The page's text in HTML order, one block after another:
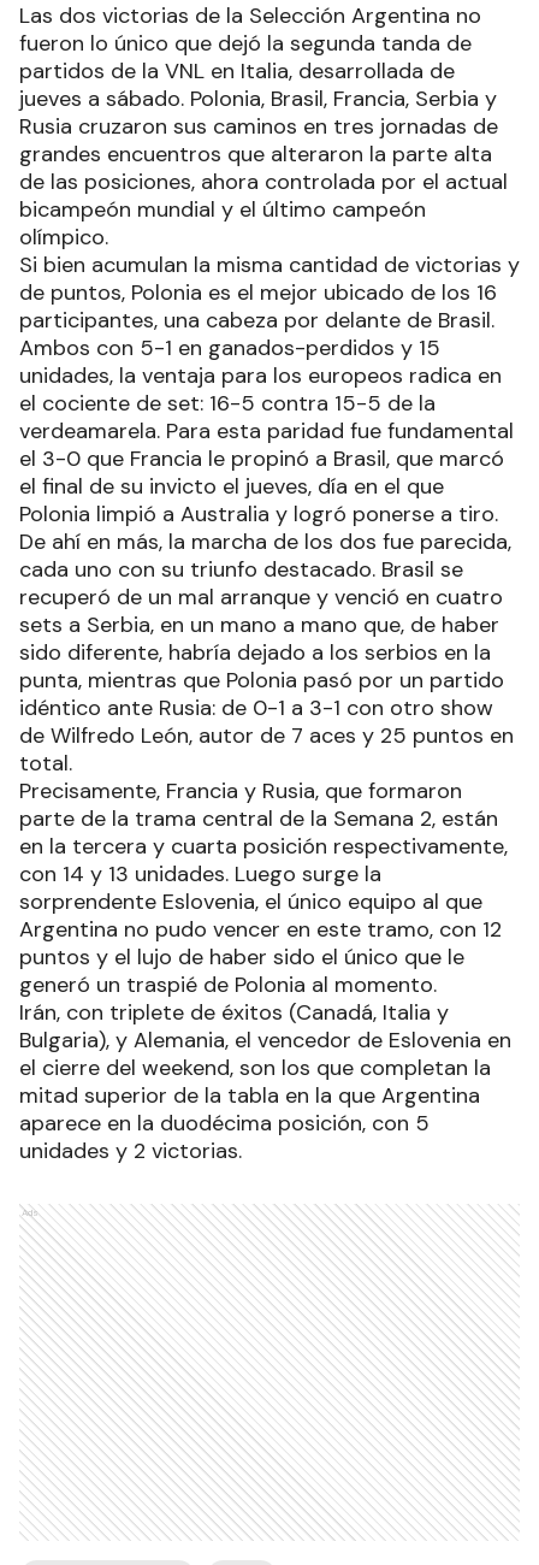
Las dos victorias de la Selección Argentina no
fueron lo único que dejó la segunda tanda de
partidos de la VNL en Italia, desarrollada de
jueves a sábado. Polonia, Brasil, Francia, Serbia y
Rusia cruzaron sus caminos en tres jornadas de
grandes encuentros que alteraron la parte alta
de las posiciones, ahora controlada por el actual
bicampeón mundial y el último campeón
olímpico.
Si bien acumulan la misma cantidad de victorias y
de puntos, Polonia es el mejor ubicado de los 16
participantes, una cabeza por delante de Brasil.
Ambos con 5-1 en ganados-perdidos y 15
unidades, la ventaja para los europeos radica en
el cociente de set: 16-5 contra 15-5 de la
verdeamarela. Para esta paridad fue fundamental
el 3-0 que Francia le propinó a Brasil, que marcó
el final de su invicto el jueves, día en el que
Polonia limpió a Australia y logró ponerse a tiro.
De ahí en más, la marcha de los dos fue parecida,
cada uno con su triunfo destacado. Brasil se
recuperó de un mal arranque y venció en cuatro
sets a Serbia, en un mano a mano que, de haber
sido diferente, habría dejado a los serbios en la
punta, mientras que Polonia pasó por un partido
idéntico ante Rusia: de 0-1 a 3-1 con otro show
de Wilfredo León, autor de 7 aces y 25 puntos en
total.
Precisamente, Francia y Rusia, que formaron
parte de la trama central de la Semana 2, están
en la tercera y cuarta posición respectivamente,
con 14 y 13 unidades. Luego surge la
sorprendente Eslovenia, el único equipo al que
Argentina no pudo vencer en este tramo, con 12
puntos y el lujo de haber sido el único que le
generó un traspié de Polonia al momento.
Irán, con triplete de éxitos (Canadá, Italia y
Bulgaria), y Alemania, el vencedor de Eslovenia en
el cierre del weekend, son los que completan la
mitad superior de la tabla en la que Argentina
aparece en la duodécima posición, con 5
unidades y 2 victorias.
Ads